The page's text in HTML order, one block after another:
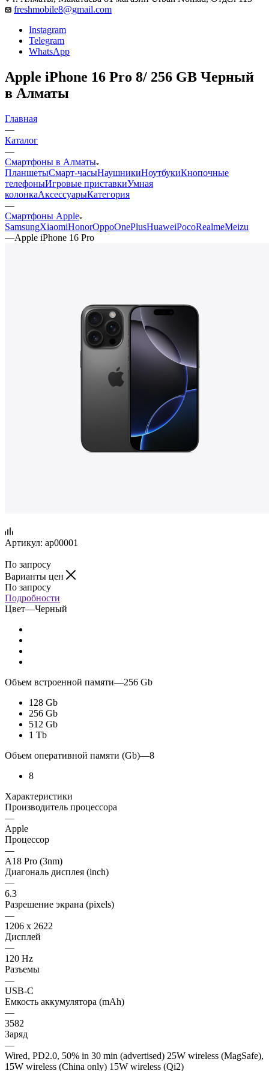
freshmobile8@gmail.com
Instagram
Telegram
WhatsApp
Apple iPhone 16 Pro 8/ 256 GB Черный
в Алматы
Главная
—
Каталог
—
Смартфоны в Алматы
ПланшетыСмарт-часыНаушникиНоутбукиКнопочные
телефоныИгровые приставкиУмная
колонкаАксессуарыКатегория
—
Смартфоны Apple
SamsungXiaomiHonorOppoOnePlusHuaweiPocoRealmeMeizu
—Apple iPhone 16 Pro
Артикул: ap00001
По запросу
Варианты цен
По запросу
Подробности
Цвет—Черный
Объем встроенной памяти—256 Gb
128 Gb
256 Gb
512 Gb
1 Tb
Объем оперативной памяти (Gb)—8
8
Характеристики
Производитель процессора
—
Apple
Процессор
—
A18 Pro (3nm)
Диагональ дисплея (inch)
—
6.3
Разрешение экрана (pixels)
—
1206 x 2622
Дисплей
—
120 Hz
Разъемы
—
USB-C
Емкость аккумулятора (mAh)
—
3582
Заряд
—
Wired, PD2.0, 50% in 30 min (advertised) 25W wireless (MagSafe),
15W wireless (China only) 15W wireless (Qi2)